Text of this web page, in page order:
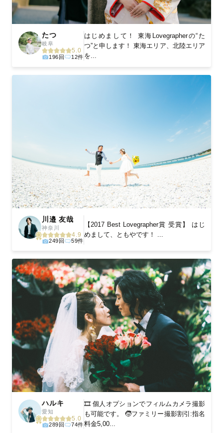
たつ
岐阜
5.0
196回 12件
はじめまして！ 東海Lovegrapherの“た
つ”と申します！ 東海エリア、北陸エリア
を...
川邉 友哉
神奈川
4.9
249回 59件
【2017 Best Lovegrapher賞 受賞】 はじ
めまして、ともやです！ ...
ハルキ
愛知
5.0
289回 74件
🎞️ 個人オプションでフィルムカメラ撮影
も可能です。 🧒ファミリー撮影割引:指名
料金5,00...